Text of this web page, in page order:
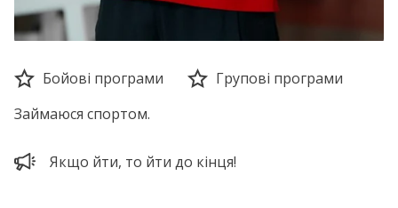
Бойові програми
Групові програми
Займаюся спортом.
Якщо йти, то йти до кінця!